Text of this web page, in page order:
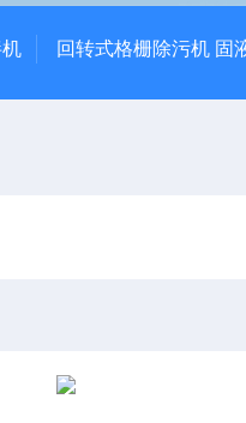
回转式格栅除污机 固